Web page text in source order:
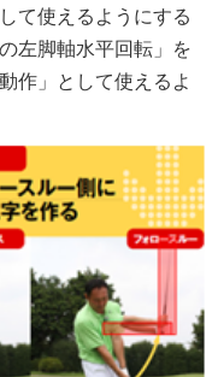
て使えるようにする
左脚軸水平回転」を
作」として使えるよ